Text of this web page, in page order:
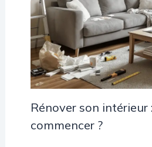
Rénover son intérieur
commencer ?